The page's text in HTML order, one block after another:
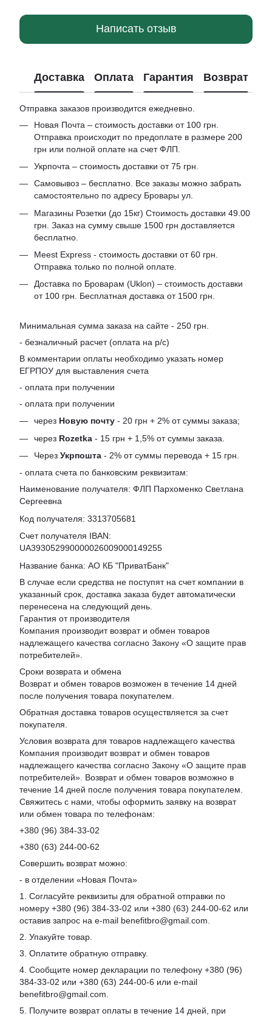
Написать отзыв
Доставка Оплата Гарантия Возврат
Отправка заказов производится ежедневно.
Новая Почта – стоимость доставки от 100 грн.
Отправка происходит по предоплате в размере 200
грн или полной оплате на счет ФЛП.
Укрпочта – стоимость доставки от 75 грн.
Самовывоз – бесплатно. Все заказы можно забрать
самостоятельно по адресу Бровары ул.
Магазины Розетки (до 15кг) Стоимость доставки 49.00
грн. Заказ на сумму свыше 1500 грн доставляется
бесплатно.
Meest Express - стоимость доставки от 60 грн.
Отправка только по полной оплате.
Доставка по Броварам (Uklon) – стоимость доставки
от 100 грн. Бесплатная доставка от 1500 грн.
Минимальная сумма заказа на сайте - 250 грн.
- безналичный расчет (оплата на р/с)
В комментарии оплаты необходимо указать номер
ЕГРПОУ для выставления счета
- оплата при получении
- оплата при получении
через Новую почту - 20 грн + 2% от суммы заказа;
через Rozetka - 15 грн + 1,5% от суммы заказа.
Через Укрпошта - 2% от суммы перевода + 15 грн.
- оплата счета по банковским реквизитам:
Наименование получателя: ФЛП Пархоменко Светлана
Сергеевна
Код получателя: 3313705681
Счет получателя IBAN:
UA393052990000026009000149255
Название банка: АО КБ "ПриватБанк"
В случае если средства не поступят на счет компании в
указанный срок, доставка заказа будет автоматически
перенесена на следующий день.
Гарантия от производителя
Компания производит возврат и обмен товаров
надлежащего качества согласно Закону «О защите прав
потребителей».
Сроки возврата и обмена
Возврат и обмен товаров возможен в течение 14 дней
после получения товара покупателем.
Обратная доставка товаров осуществляется за счет
покупателя.
Условия возврата для товаров надлежащего качества
Компания производит возврат и обмен товаров
надлежащего качества согласно Закону «О защите прав
потребителей». Возврат и обмен товаров возможно в
течение 14 дней после получения товара покупателем.
Свяжитесь с нами, чтобы оформить заявку на возврат
или обмен товара по телефонам:
+380 (96) 384-33-02
+380 (63) 244-00-62
Совершить возврат можно:
- в отделении «Новая Почта»
1. Согласуйте реквизиты для обратной отправки по
номеру +380 (96) 384-33-02 или +380 (63) 244-00-62 или
оставив запрос на e-mail benefitbro@gmail.com.
2. Упакуйте товар.
3. Оплатите обратную отправку.
4. Сообщите номер декларации по телефону +380 (96)
384-33-02 или +380 (63) 244-00-6 или e-mail
benefitbro@gmail.com.
5. Получите возврат оплаты в течение 14 дней, при